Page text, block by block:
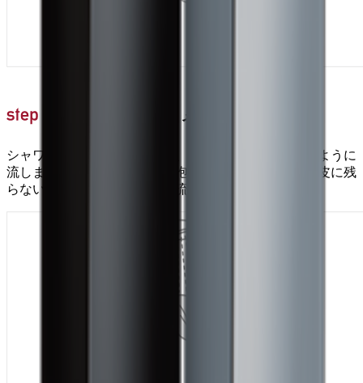
毛の流れに逆らうようにすすぐ
シャワーは下から上に向けて、髪の毛の流れに逆らうように
流しましょう。シャンプーの泡やトリートメントが頭皮に残
らないように、念入りに洗い流してください。